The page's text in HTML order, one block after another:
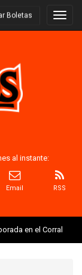
Boletas
al instante:
Email RSS
en el Corral